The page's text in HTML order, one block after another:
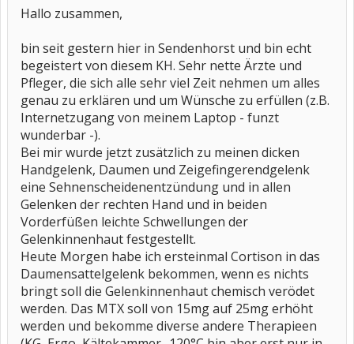
Hallo zusammen,
bin seit gestern hier in Sendenhorst und bin echt
begeistert von diesem KH. Sehr nette Ärzte und
Pfleger, die sich alle sehr viel Zeit nehmen um alles
genau zu erklären und um Wünsche zu erfüllen (z.B.
Internetzugang von meinem Laptop - funzt
wunderbar -).
Bei mir wurde jetzt zusätzlich zu meinen dicken
Handgelenk, Daumen und Zeigefingerendgelenk
eine Sehnenscheidenentzündung und in allen
Gelenken der rechten Hand und in beiden
Vorderfüßen leichte Schwellungen der
Gelenkinnenhaut festgestellt.
Heute Morgen habe ich ersteinmal Cortison in das
Daumensattelgelenk bekommen, wenn es nichts
bringt soll die Gelenkinnenhaut chemisch verödet
werden. Das MTX soll von 15mg auf 25mg erhöht
werden und bekomme diverse andere Therapieen